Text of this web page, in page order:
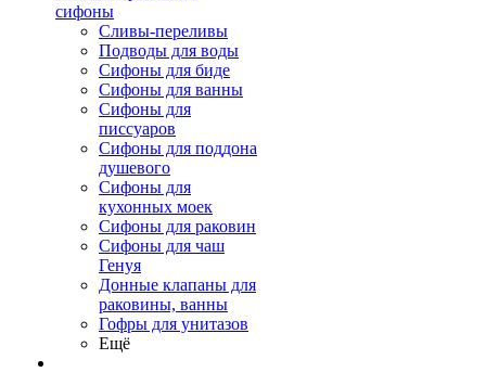
сифоны
Сливы-переливы
Подводы для воды
Сифоны для биде
Сифоны для ванны
Сифоны для
писсуаров
Сифоны для поддона
душевого
Сифоны для
кухонных моек
Сифоны для раковин
Сифоны для чаш
Генуя
Донные клапаны для
раковины, ванны
Гофры для унитазов
Ещё